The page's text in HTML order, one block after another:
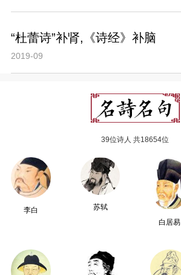
“杜蕾诗”补肾,《诗经》补脑
2019-09
39位诗人 共18654位
李白
苏轼
白居易